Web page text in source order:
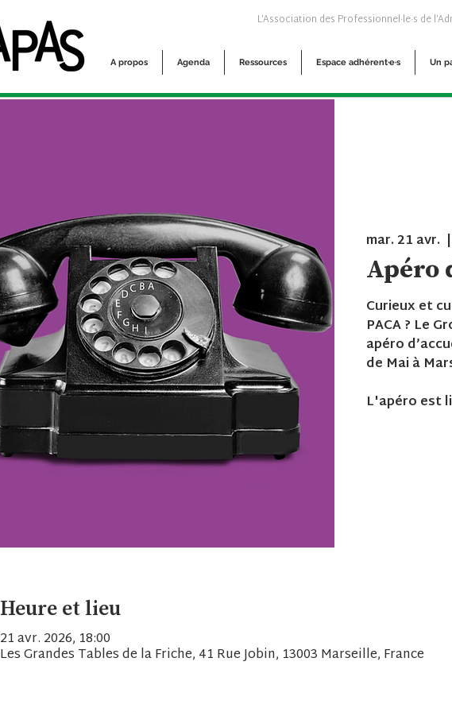
L’Association des Professionnel·le·s de
A propos Agenda Ressources Espace adhérent·e·s Un
mar. 21 avr.
  |
Apéro
Curieux et
PACA ? Le
apéro
de Mai à
L'apéro est
Heure et lieu
21 avr. 2026, 18:00
Les Grandes Tables de la Friche, 41 Rue Jobin, 13003 Marseille, France